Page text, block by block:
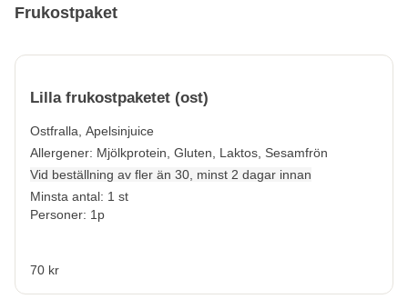
Frukostpaket
Lilla frukostpaketet (ost)
Ostfralla, Apelsinjuice
Allergener: Mjölkprotein, Gluten, Laktos, Sesamfrön
Vid beställning av fler än 30, minst 2 dagar innan
Minsta antal: 1 st
Personer: 1p
70 kr